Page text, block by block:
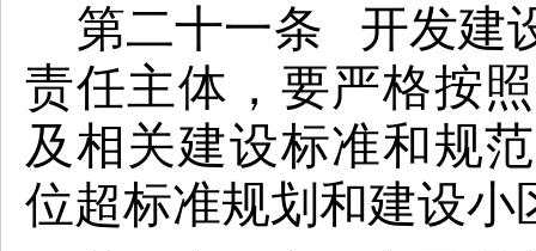
第二十一条 开发建
责任主体，要严格按
及相关建设标准和规
位超标准规划和建设小